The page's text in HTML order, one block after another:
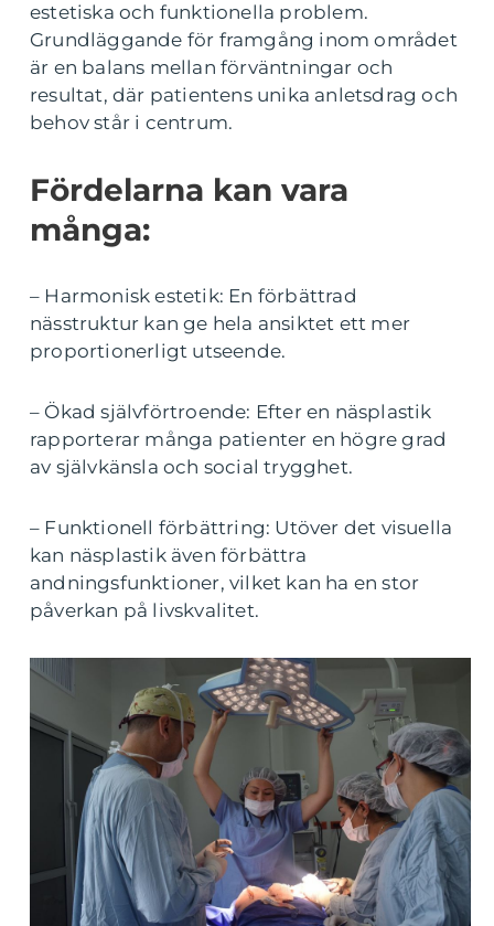
estetiska och funktionella problem.
Grundläggande för framgång inom området
är en balans mellan förväntningar och
resultat, där patientens unika anletsdrag och
behov står i centrum.
Fördelarna kan vara
många:
– Harmonisk estetik: En förbättrad
nässtruktur kan ge hela ansiktet ett mer
proportionerligt utseende.
– Ökad självförtroende: Efter en näsplastik
rapporterar många patienter en högre grad
av självkänsla och social trygghet.
– Funktionell förbättring: Utöver det visuella
kan näsplastik även förbättra
andningsfunktioner, vilket kan ha en stor
påverkan på livskvalitet.